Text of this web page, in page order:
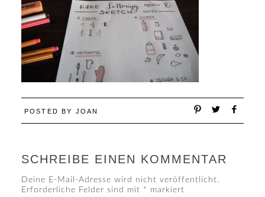
POSTED BY JOAN
SCHREIBE EINEN KOMMENTAR
Deine E-Mail-Adresse wird nicht veröffentlicht.
Erforderliche Felder sind mit * markiert